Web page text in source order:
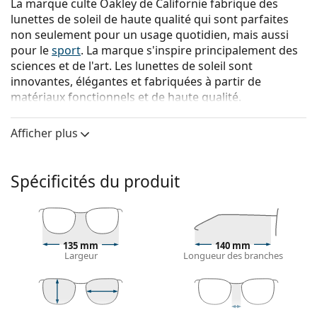
La marque culte Oakley de Californie fabrique des
lunettes de soleil de haute qualité qui sont parfaites
non seulement pour un usage quotidien, mais aussi
pour lesport. La marque s'inspire principalement des
sciences et de l'art. Les lunettes de soleil sont
innovantes, élégantes et fabriquées à partir de
matériaux fonctionnels et de haute qualité.
{nom du produit}sont des lunettes de soleil pour
hommes.
soleil grâce à la fonction d'essayage virtuel de
Lentiamo.
Monture de lunettes de soleil
La couleur verte de la monture s'accorde
parfaitement avec tous les types de teint et des
Lunettes de soleil à montures carréessont un choix
idéal pour les personnes ayant une forme de visage
Afficher plus
Spécificités du produit
135 mm
Largeur
140 mm
Longueur des branches